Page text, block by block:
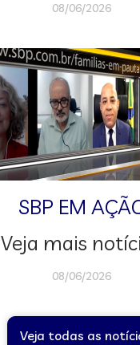
08/06/2026
SBP EM
Veja mais
08/06/2026
Veja todas as